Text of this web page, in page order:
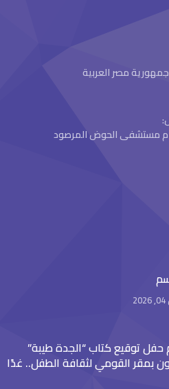
مصر العربية
مستشفى الحوض المرصود
حفل توقيع كتاب “الجدة طيبة”
بمقر القومي لثقافة الطفل.. غدًا